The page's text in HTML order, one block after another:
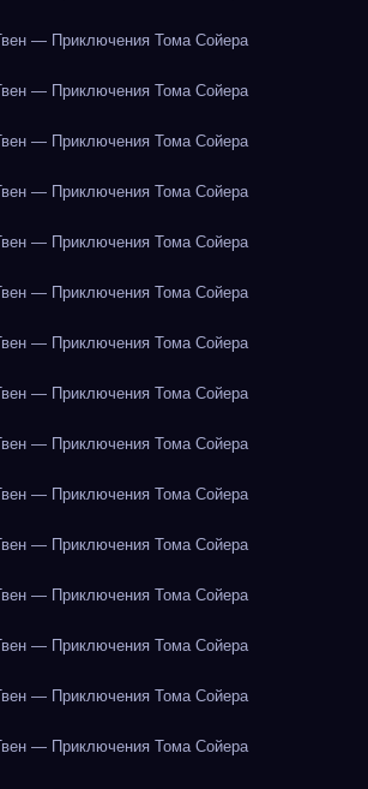
— Приключения Тома Сойера
— Приключения Тома Сойера
— Приключения Тома Сойера
— Приключения Тома Сойера
— Приключения Тома Сойера
— Приключения Тома Сойера
— Приключения Тома Сойера
— Приключения Тома Сойера
— Приключения Тома Сойера
— Приключения Тома Сойера
— Приключения Тома Сойера
— Приключения Тома Сойера
— Приключения Тома Сойера
— Приключения Тома Сойера
— Приключения Тома Сойера